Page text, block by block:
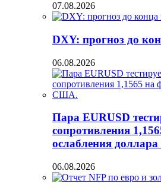
07.08.2026
DXY: прогноз до
06.08.2026
Пара EURUSD
сопротивления
ослабления
06.08.2026